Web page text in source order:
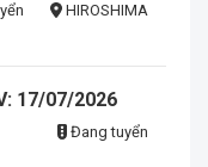
HIROSHIMA
17/07/2026
Đang tuyển